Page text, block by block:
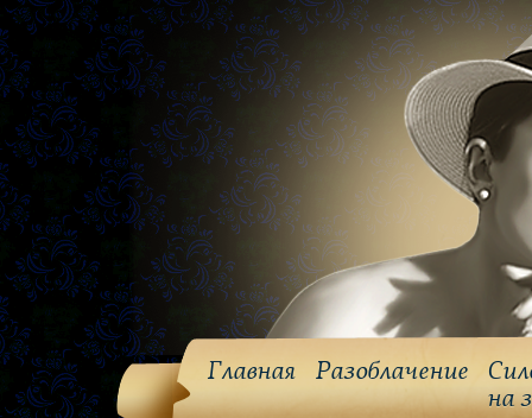
Главная Разоблачение
на